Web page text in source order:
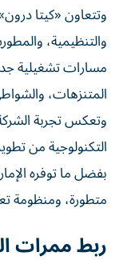
وتتعاون «كيتا
والتنظيمية،
مسارات تشغيلية
المتنزهات،
وتعكس تجربة
التكنولوجية من
بفضل ما توفره
متطورة، ومنظومة
ربط ممرات